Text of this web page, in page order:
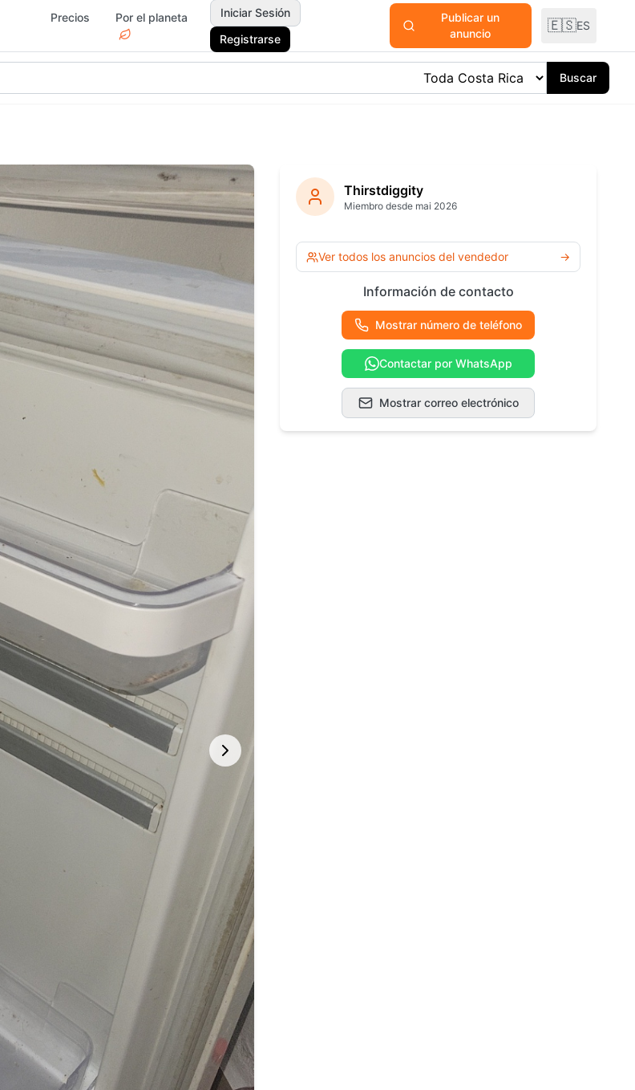
Precios Por el planeta
Iniciar Sesión
Registrarse
Publicar un
anuncio
🇪🇸ES
Moda y
Accesorios
Vacacionales
Actividades y Ocio
Jardín y Plantas
Ferretería y
Droguería
Surf & Océano
Ver todas las
categorías
Buscar
Thirstdiggity
Miembro desde mai 2026
Ver todos los anuncios del vendedor →
Información de contacto
Mostrar número de teléfono
Contactar por WhatsApp
Mostrar correo electrónico